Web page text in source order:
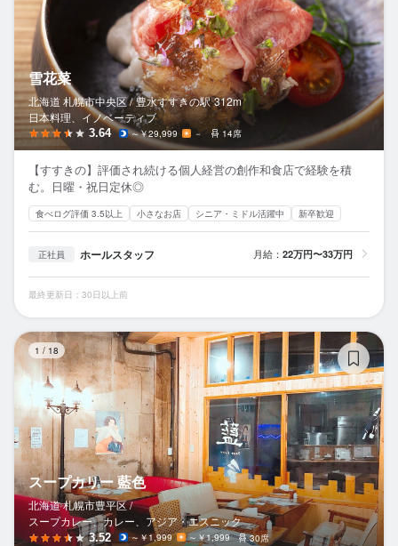
雪花菜
北海道 札幌市中央区 / 豊水すすきの駅 312m
日本料理、イノベーティブ
3.64 ～￥29,999 － 14席
【すすきの】評価され続ける個人経営の創作和食店で経験を積
む。日曜・祝日定休◎
食べログ評価 3.5以上 小さなお店 シニア・ミドル活躍中 新卒歓迎
正社員 ホールスタッフ 月給： 22万円〜33万円
最終更新日：30日以上前
1 / 18
スープカリー 藍色
北海道 札幌市豊平区 /
スープカレー、カレー、アジア・エスニック
3.52 ～￥1,999 ～￥1,999 30席